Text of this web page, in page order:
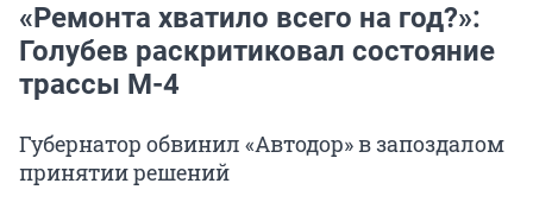
«Ремонта хватило всего на год?»:
Голубев раскритиковал состояние
трассы М-4
Губернатор обвинил «Автодор» в запоздалом
принятии решений